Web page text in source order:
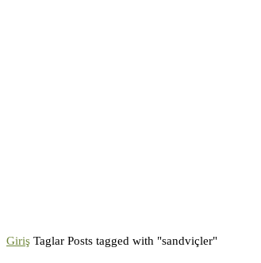
Giriş Taglar Posts tagged with "sandviçler"